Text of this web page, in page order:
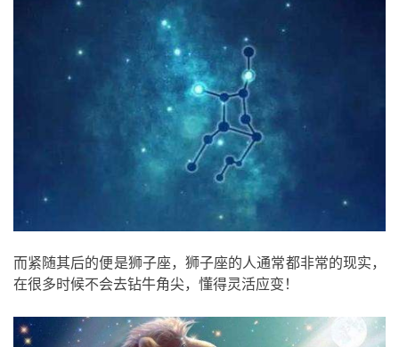
而紧随其后的便是狮子座，狮子座的人通常都非常的现实，
在很多时候不会去钻牛角尖，懂得灵活应变！